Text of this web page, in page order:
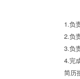
‍‍1.负
2.负
3.负
4.完
简历